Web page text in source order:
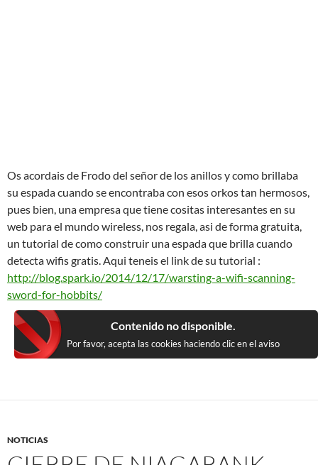
Os acordais de Frodo del señor de los anillos y como brillaba
su espada cuando se encontraba con esos orkos tan hermosos,
pues bien, una empresa que tiene cositas interesantes en su
web para el mundo wireless, nos regala, asi de forma gratuita,
un tutorial de como construir una espada que brilla cuando
detecta wifis gratis. Aqui teneis el link de su tutorial :
http://blog.spark.io/2014/12/17/warsting-a-wifi-scanning-
sword-for-hobbits/
Contenido no disponible.
Por favor, acepta las cookies haciendo clic en el aviso
NOTICIAS